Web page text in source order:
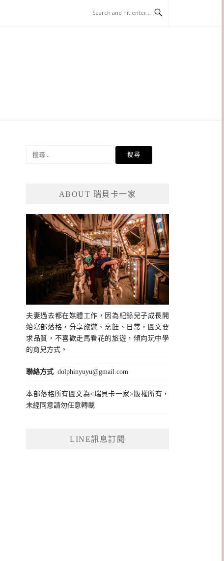
ABOUT 瑞貝卡一家
夫妻過去都在媒體工作，因為紀錄兒子成長開
始寫部落格，分享旅遊、烹飪、日常，圖文要
求品質，不喜歡走馬看花的旅遊，傾向玩中學
的育兒方式。
聯絡方式 dolphinyuyu@gmail.com
本部落格所有圖文為<瑞貝卡一家>版權所有，
未經同意請勿任意轉載
LINE訊息訂閱